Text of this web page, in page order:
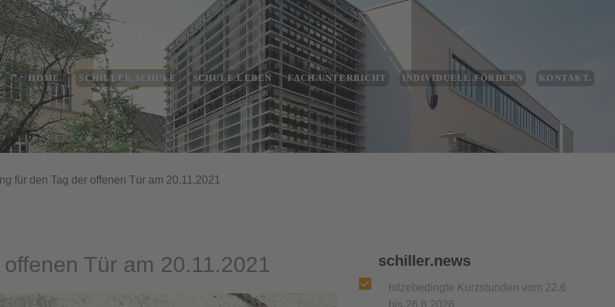
HOME. SCHILLER.SCHULE SCHULE.LEBEN FACH.UNTERRICHT INDIVIDUELL.FÖRDERN KONTAKT.
für den Tag der offenen Tür am 20.11.2021
schiller.news
hitzebedingte Kurzstunden vom 22.6
Tür am 20.11.2021